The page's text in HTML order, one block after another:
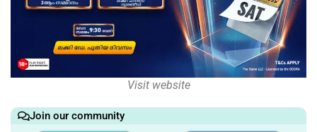
Visit website
Join our community